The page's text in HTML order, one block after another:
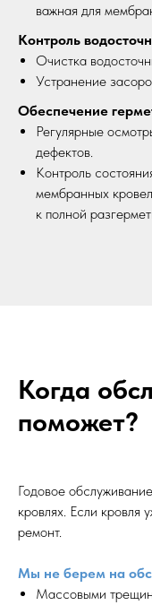
важная для
Контроль
Очистка
Устранение
Обеспечение
Регулярные
дефектов.
Контроль
мембранных
к полной
Когда
поможет?
Годовое
кровлях. Если кровля
ремонт.
Мы не берем на
Массовыми